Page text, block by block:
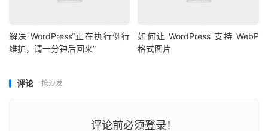
解决 WordPress“正在执行例行
维护，请一分钟后回来”
如何让 WordPress 支持 WebP
格式图片
评论 抢沙发
评论前必须登录！